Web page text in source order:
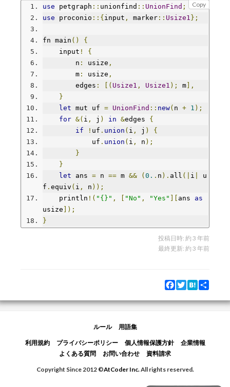
Copy
use petgraph :: unionfind :: UnionFind ;
use proconio ::{ input , marker :: Usize1 };
fn main ()
{
    input
!
{
        n
: usize ,
        m
: usize ,
        edges
: [( Usize1 , Usize1 ); m ],
}
let mut uf = UnionFind :: new( n + 1 );
for &( i , j ) in &edges {
if
! uf . union ( i , j )
{
            uf
. union ( i , n );
}
}
let ans = n == m && ( 0. . n ). all (| i
u
f . equiv ( i , n ));
    println
!( "{}" , "No" , "Yes" ans as
usize ]);
}
投稿日時: 約 3 年前
最終更新: 約 3 年前
Facebook
Twitter
Hatena
ルール 用語集
利用規約 プライバシーポリシー 個人情報保護方針
企業情報
よくある質問
お問い合わせ 資料請求
Copyright Since 2012 ©AtCoder Inc.All rights reserved.